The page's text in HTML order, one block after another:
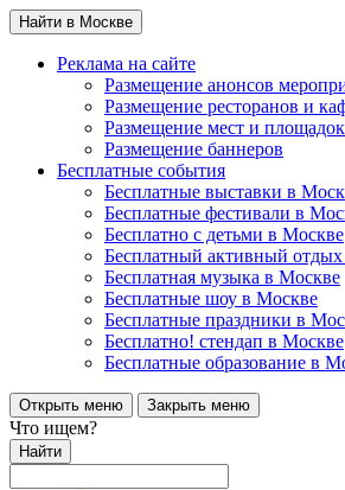
Найти в Москве
Реклама на сайте
Размещение анонсов
Размещение ресторанов и
Размещение мест и площадок
Размещение баннеров
Бесплатные события
Бесплатные выставки в
Бесплатные фестивали в
Бесплатно с детьми в Москве
Бесплатный активный
Бесплатная музыка в Москве
Бесплатные шоу в Москве
Бесплатные праздники в
Бесплатно! стендап в Москве
Бесплатные образование в
Открыть меню Закрыть меню
Что ищем?
Найти